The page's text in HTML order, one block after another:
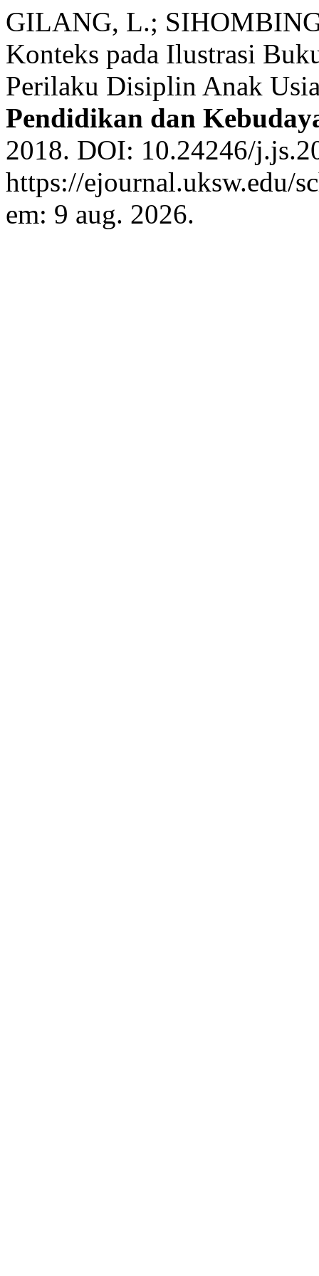
GILANG, L.;
Konteks pada Ilustrasi
Perilaku Disiplin Anak
Pendidikan dan
2018. DOI: 10.24246/
https://ejournal.uksw.edu/
em: 9 aug. 2026.